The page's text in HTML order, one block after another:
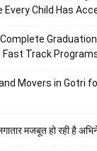
Every Child Has
Fast Track
Movers in Gotri
मजबूत हो रही है